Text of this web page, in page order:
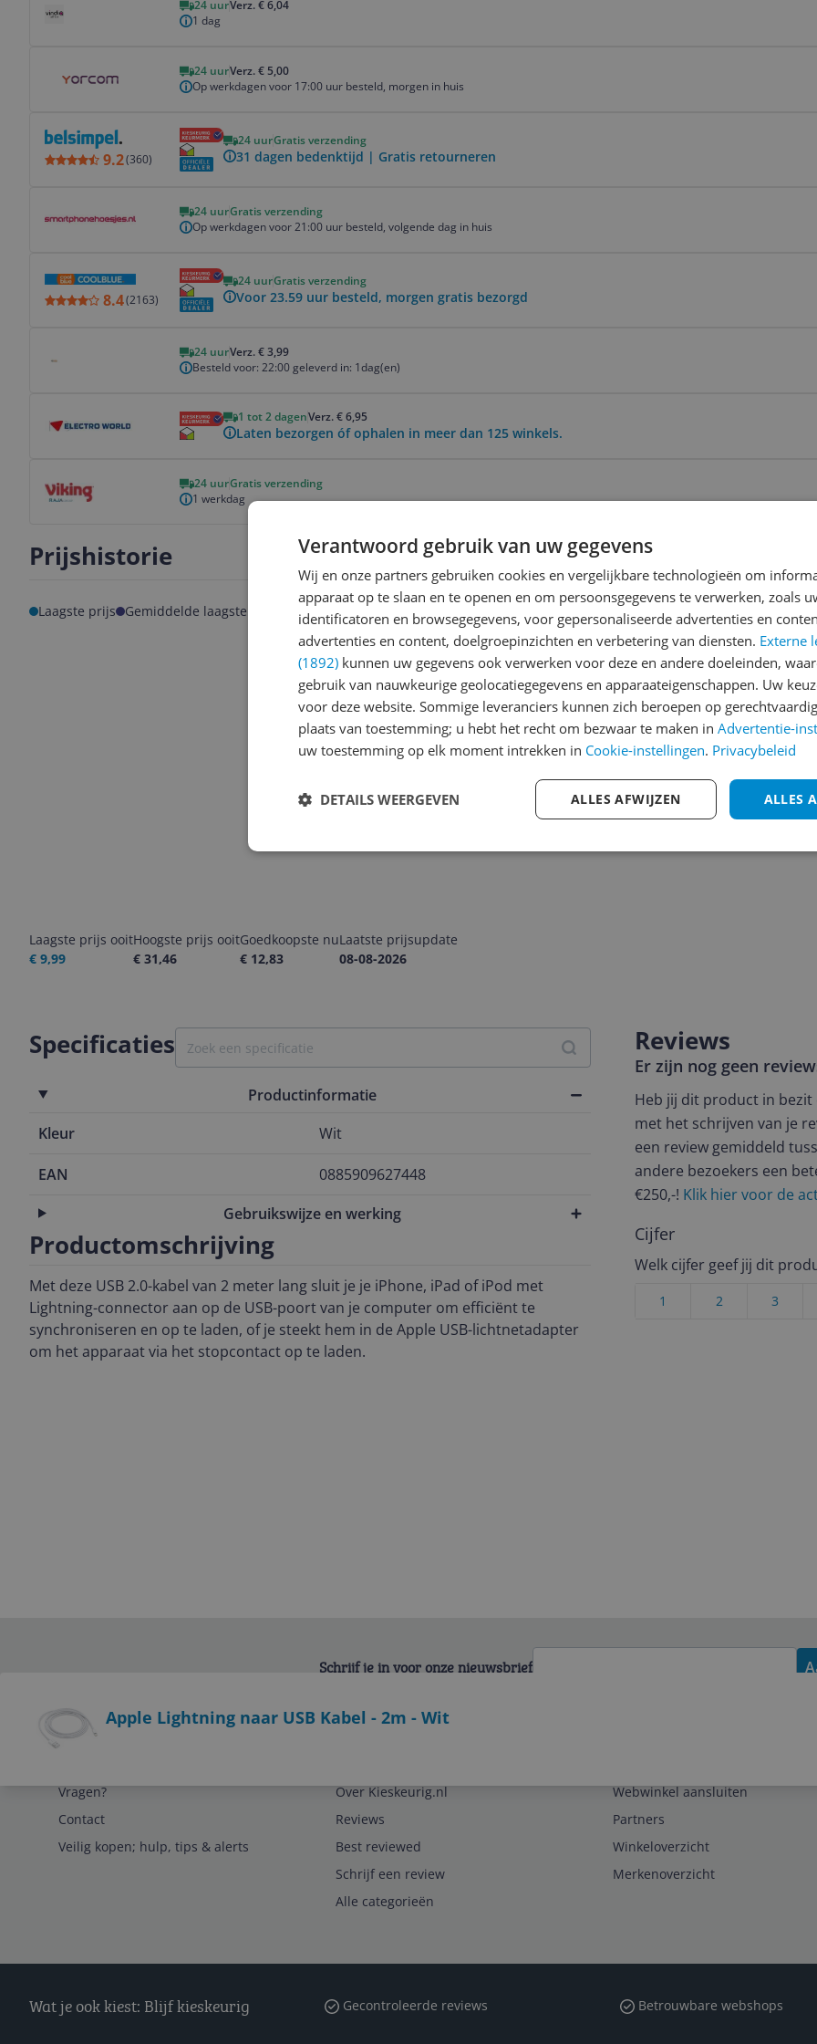
24 uurVerz. € 6,04
1 dag
24 uurVerz. € 5,00
Op werkdagen voor 17:00 uur besteld, morgen in huis
9.2(360)
24 uurGratis verzending
31 dagen bedenktijd | Gratis retourneren
24 uurGratis verzending
Op werkdagen voor 21:00 uur besteld, volgende dag in huis
8.4(2163)
24 uurGratis verzending
Voor 23.59 uur besteld, morgen gratis bezorgd
24 uurVerz. € 3,99
Besteld voor: 22:00 geleverd in: 1dag(en)
1 tot 2 dagenVerz. € 6,95
Laten bezorgen óf ophalen in meer dan 125 winkels.
24 uurGratis verzending
1 werkdag
Prijshistorie
Laagste prijs Gemiddelde laagste prijs 1m 3m 6m Alles
Laagste prijs ooit
€ 9,99
Hoogste prijs ooit
€ 31,46
Goedkoopste nu
€ 12,83
Laatste prijsupdate
08-08-2026
Specificaties
Productinformatie
Kleur
Wit
EAN
0885909627448
Gebruikswijze en werking
Productomschrijving
Met deze USB 2.0-kabel van 2 meter lang sluit je je iPhone, iPad of iPod met
Lightning-connector aan op de USB-poort van je computer om efficiënt te
synchroniseren en op te laden, of je steekt hem in de Apple USB-lichtnetadapter
om het apparaat via het stopcontact op te laden.
Reviews
Er zijn nog geen
Heb jij dit product in bezit
met het schrijven van je
een review gemiddeld
andere bezoekers een
€250,-! Klik hier voor de
Cijfer
Welk cijfer geef jij dit
3
2
1
Apple Lightning naar USB Kabel - 2m - Wit
Schrijf je in voor onze nieuwsbrief
Vragen?
Contact
Veilig kopen; hulp, tips & alerts
Over Kieskeurig.nl
Reviews
Best reviewed
Schrijf een review
Alle categorieën
Webwinkel aansluiten
Partners
Winkeloverzicht
Merkenoverzicht
Wat je ook kiest: Blijf kieskeurig Gecontroleerde reviews Betrouwbare webshops
Verantwoord gebruik van uw gegevens
Wij en onze partners gebruiken cookies en vergelijkbare technologieën om
apparaat op te slaan en te openen en om persoonsgegevens te verwerken, zoals
identificatoren en browsegegevens, voor gepersonaliseerde advertenties en
advertenties en content, doelgroepinzichten en verbetering van diensten. Externe
(1892) kunnen uw gegevens ook verwerken voor deze en andere doeleinden,
gebruik van nauwkeurige geolocatiegegevens en apparaateigenschappen. Uw
voor deze website. Sommige leveranciers kunnen zich beroepen op
plaats van toestemming; u hebt het recht om bezwaar te maken in Advertentie-
uw toestemming op elk moment intrekken in Cookie-instellingen. Privacybeleid
ALLES
ALLES AFWIJZEN
DETAILS WEERGEVEN